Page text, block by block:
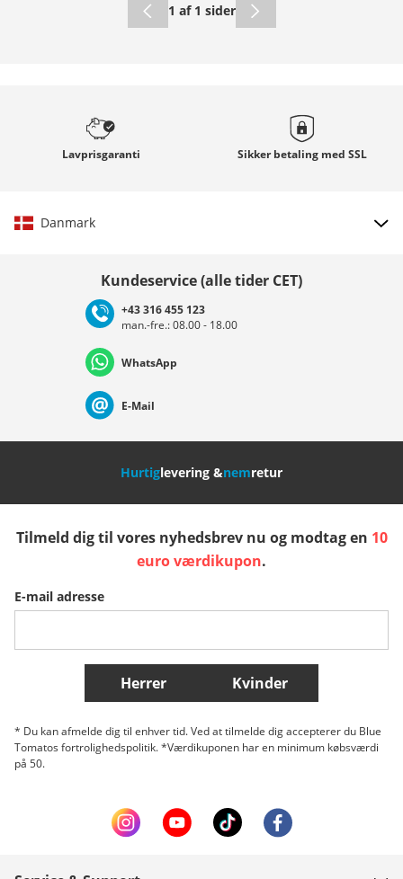
1 af 1 sider
Lavprisgaranti Sikker betaling med SSL
Danmark
Deutschland Österreich
Nederland Italia (Italiano) Italien (Deutsch)
Slovenija
Belgique (Français) Danmark Norge
Flere lande
Kundeservice (alle tider CET)
+43 316 455 123
man.-fre.: 08.00 - 18.00
WhatsApp
E-Mail
Hurtiglevering &nemretur
Tilmeld dig til vores nyhedsbrev nu og modtag en 10
euro værdikupon.
E-mail adresse
Herrer Kvinder
* Du kan afmelde dig til enhver tid. Ved at tilmelde dig accepterer du Blue
Tomatos fortrolighedspolitik. *Værdikuponen har en minimum købsværdi
på 50.